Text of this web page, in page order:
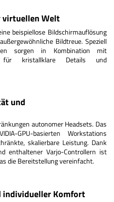
virtuellen Welt
beispiellose Bildschirmauflösung
Bildtreue. Speziell
sorgen in Kombination mit
für kristallklare Details und
und
autonomer Headsets. Das
GPU-basierten Workstations
skalierbare Leistung. Dank
enthaltener Varjo-Controllern ist
die Bereitstellung vereinfacht.
individueller Komfort